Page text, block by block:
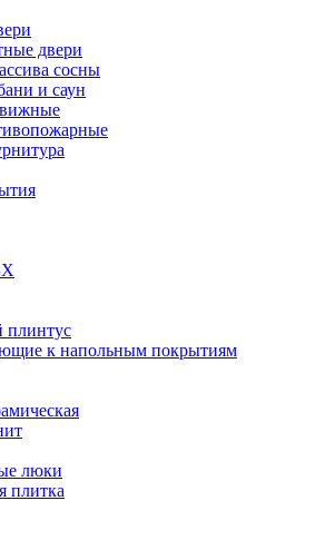
двери
сосны
и саун
плинтус
к напольным покрытиям
люки
плитка